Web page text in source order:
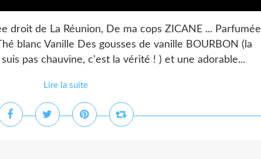
droit de La Réunion, De ma cops ZICANE ... Parfumée
blanc Vanille Des gousses de vanille BOURBON (la
pas chauvine, c'est la vérité ! ) et une adorable...
Lire la suite